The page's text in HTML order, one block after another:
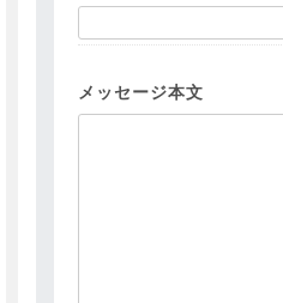
メッセージ本文